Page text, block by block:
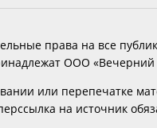
права на все
ООО «Вечерний
или перепечатке
на источник